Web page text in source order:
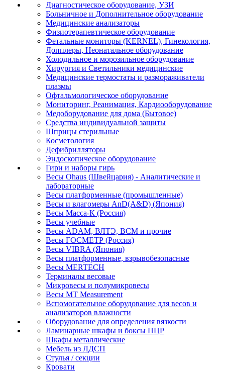
Диагностическое оборудование, УЗИ
Больничное и Дополнительное оборудование
Медицинские анализаторы
Физиотерапевтическое оборудование
Фетальные мониторы (KERNEL), Гинекология,
Допплеры, Неонатальное оборудование
Холодильное и морозильное оборудование
Хирургия и Светильники медицинские
Медицинские термостаты и размораживатели
плазмы
Офтальмологическое оборудование
Мониторинг, Реанимация, Кардиооборудование
Медоборудование для дома (Бытовое)
Средства индивидуальной защиты
Шприцы стерильные
Косметология
Дефибрилляторы
Эндоскопическое оборудование
Гири и наборы гирь
Весы Ohaus (Швейцария) - Аналитические и
лабораторные
Весы платформенные (промышленные)
Весы и влагомеры AnD(A&D) (Япония)
Весы Масса-К (Россия)
Весы учебные
Весы ADAM, ВЛТЭ, BCM и прочие
Весы ГОСМЕТР (Россия)
Весы VIBRA (Япония)
Весы платформенные, взрывобезопасные
Весы MERTECH
Терминалы весовые
Микровесы и полумикровесы
Весы MT Measurement
Вспомогательное оборудование для весов и
анализаторов влажности
Оборудование для определения вязкости
Ламинарные шкафы и боксы ПЦР
Шкафы металлические
Мебель из ЛДСП
Стулья / секции
Кровати